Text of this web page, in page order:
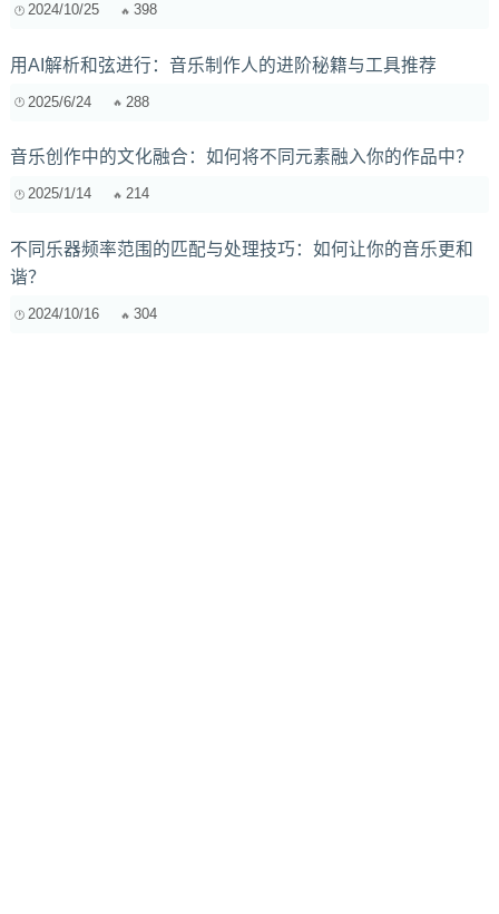
2024/10/25 398
用AI解析和弦进行：音乐制作人的进阶秘籍与工具推荐
2025/6/24 288
音乐创作中的文化融合：如何将不同元素融入你的作品中？
2025/1/14 214
不同乐器频率范围的匹配与处理技巧：如何让你的音乐更和
谐？
2024/10/16 304